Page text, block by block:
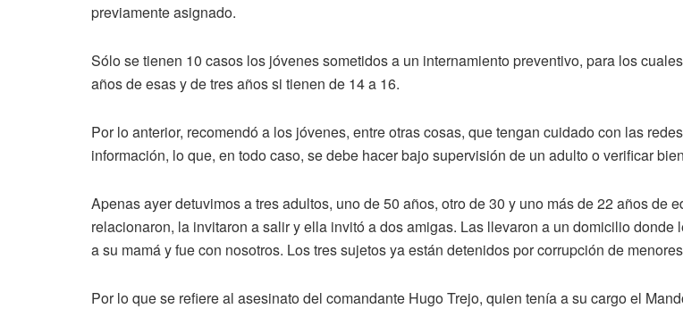
previamente asignado.
Sólo se tienen 10 casos los jóvenes sometidos a un internamiento preventivo, para los
años de esas y de tres años si tienen de 14 a 16.
Por lo anterior, recomendó a los jóvenes, entre otras cosas, que tengan cuidado con las
información, lo que, en todo caso, se debe hacer bajo supervisión de un adulto o verificar
Apenas ayer detuvimos a tres adultos, uno de 50 años, otro de 30 y uno más de 22 años de
relacionaron, la invitaron a salir y ella invitó a dos amigas. Las llevaron a un domicilio
a su mamá y fue con nosotros. Los tres sujetos ya están detenidos por corrupción de
Por lo que se refiere al asesinato del comandante Hugo Trejo, quien tenía a su cargo el